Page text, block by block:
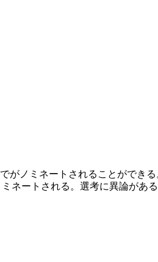
がノミネートされることができ
ネートされる。選考に異論があ